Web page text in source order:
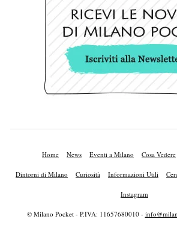
Home News Eventi a Milano Cosa Vedere
Dintorni di Milano Curiosità Informazioni Utili
Instagram
© Milano Pocket - P.IVA: 11657680010 -